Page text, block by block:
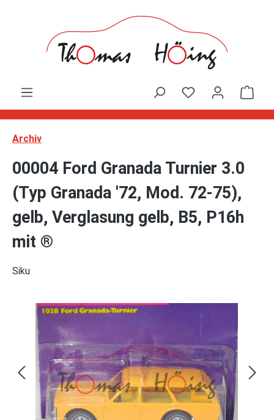
Archiv
00004 Ford Granada Turnier 3.0
(Typ Granada '72, Mod. 72-75),
gelb, Verglasung gelb, B5, P16h
mit ®
Siku
Bildergalerie überspringen